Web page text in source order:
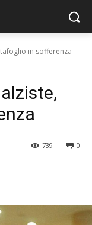
in sofferenza
0
739